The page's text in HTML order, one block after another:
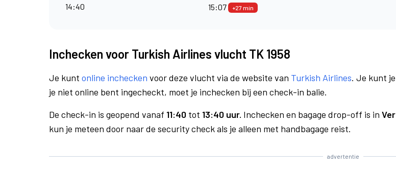
14:40
15:07
+27 min
Inchecken voor Turkish Airlines vlucht TK 1958
Je kunt online inchecken voor deze vlucht via de website van Turkish Airlines. Je kunt
je niet online bent ingecheckt, moet je inchecken bij een check-in balie.
De check-in is geopend vanaf 11:40 tot 13:40 uur. Inchecken en bagage drop-off is in
kun je meteen door naar de security check als je alleen met handbagage reist.
advertentie